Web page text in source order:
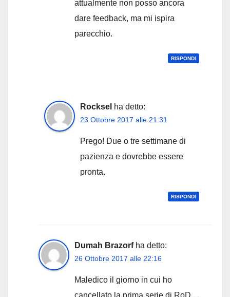
attualmente non posso ancora
dare feedback, ma mi ispira
parecchio.
RISPONDI
Rocksel ha detto:
23 Ottobre 2017 alle 21:31
Prego! Due o tre settimane di
pazienza e dovrebbe essere
pronta.
RISPONDI
Dumah Brazorf ha detto:
26 Ottobre 2017 alle 22:16
Maledico il giorno in cui ho
cancellato la prima serie di RoD…